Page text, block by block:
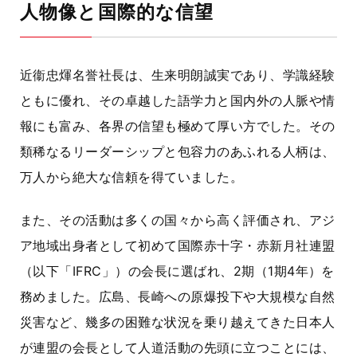
人物像と国際的な信望
近衞忠煇名誉社長は、生来明朗誠実であり、学識経験
ともに優れ、その卓越した語学力と国内外の人脈や情
報にも富み、各界の信望も極めて厚い方でした。その
類稀なるリーダーシップと包容力のあふれる人柄は、
万人から絶大な信頼を得ていました。
また、その活動は多くの国々から高く評価され、アジ
ア地域出身者として初めて 国際赤十字・赤新月社連盟
（以下「IFRC」）の会長に選ばれ、 2期 （1期4年）を
務めました。広島、長崎への原爆投下や大規模な自然
災害など、幾多の困難な状況を乗り越えてきた日本人
が連盟の会長として人道活動の先頭に立つことには、